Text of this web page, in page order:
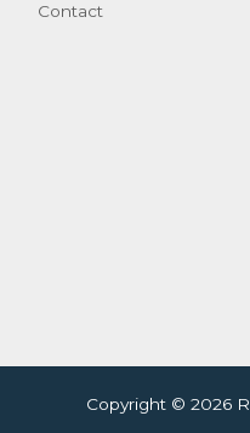
Contact
Copyright © 2026